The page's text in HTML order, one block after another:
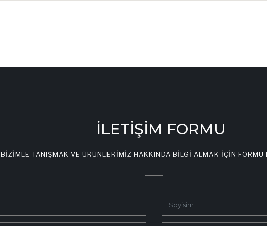
İLETİŞİM FORMU
BİZİMLE TANIŞMAK VE ÜRÜNLERİMİZ HAKKINDA BİLGİ ALMAK İÇİN FORMU